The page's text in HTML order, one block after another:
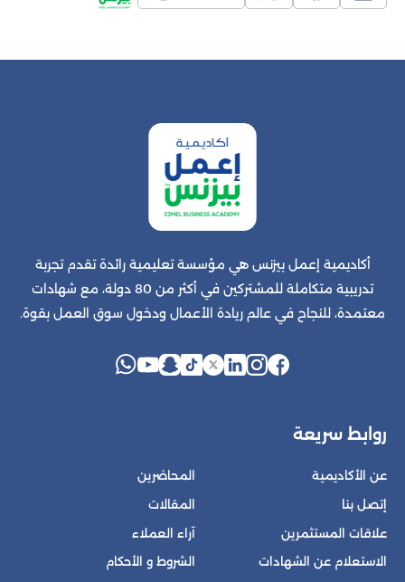
أكاديمية إعمل بيزنس هي مؤسسة تعليمية رائدة تقدم تجربة
تدريبية متكاملة للمشتركين في أكثر من 80 دولة، مع شهادات
معتمدة، للنجاح في عالم ريادة الأعمال ودخول سوق العمل بقوة.
روابط سريعة
عن الأكاديمية
إتصل بنا
علاقات المستثمرين
الاستعلام عن الشهادات
المحاضرين
المقالات
آراء العملاء
الشروط و الأحكام